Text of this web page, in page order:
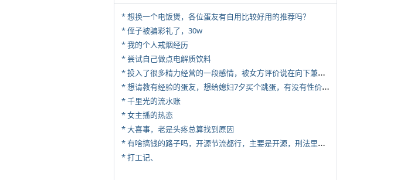
* 想换一个电饭煲，各位蛋友有自用比较好用的推荐吗？
* 侄子被骗彩礼了，30w
* 我的个人戒烟经历
* 尝试自己做点电解质饮料
*
投入了很多精力经营的一段感情，被女方评价说在向下兼容我，感觉有点破防
*
想请教有经验的蛋友，想给媳妇7夕买个跳蛋，有没有性价比高的推荐
* 千里光的流水账
* 女主播的热恋
* 大喜事，老是头疼总算找到原因
*
有啥搞钱的路子吗，开源节流都行，主要是开源，刑法里的咱不做
* 打工记、